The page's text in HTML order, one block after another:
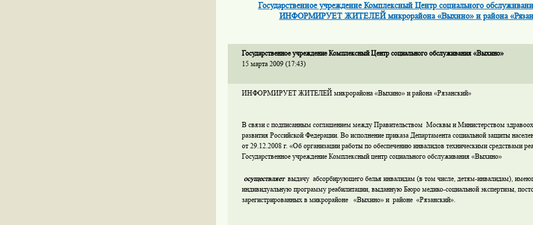
Государственное учреждение Комплексный Центр социального
ИНФОРМИРУЕТ ЖИТЕЛЕЙ микрорайона «Выхино» и района
Государственное учреждение Комплексный Центр социального обслуживания «Выхино»
15 марта 2009 (17:43)
ИНФОРМИРУЕТ ЖИТЕЛЕЙ микрорайона «Выхино» и района «Рязанский»
В связи с подписанным соглашением между Правительством Москвы и Министерством
развития Российской Федерации. Во исполнение приказа Департамента социальной защиты
от 29.12.2008 г. «Об организации работы по обеспечению инвалидов техническими средствами
Государственное учреждение Комплексный центр социального обслуживания «Выхино»
осуществляетвыдачу абсорбирующего белья инвалидам (в том числе, детям-инвалидам),
индивидуальную программу реабилитации, выданную Бюро медико-социальной экспертизы,
зарегистрированных в микрорайоне «Выхино» и районе «Рязанский».